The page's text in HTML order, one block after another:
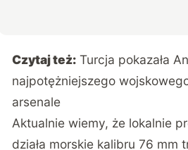
Czytaj też: Turcja pokazała
najpotężniejszego
arsenale
Aktualnie wiemy, że lokalnie
działa morskie kalibru 76 mm